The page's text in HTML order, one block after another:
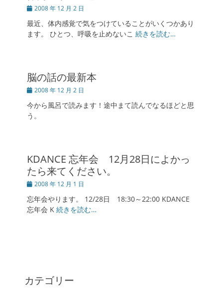
投
日
2008 年 12 月 2 日
最近、体内感覚で気をつけていることがいくつかあり
ます。 ひとつ、呼吸を止めないこ 続きを読む…
脳の話の最新本
投
日
2008 年 12 月 2 日
今から風呂で読みます！途中まて読んでなるほどと思
う。
KDANCE 忘年会 12月28日によかっ
たら来てください。
投
日
2008 年 12 月 1 日
忘年会やります。 12/28日 18:30～22:00 KDANCE
忘年会 K 続きを読む…
カテゴリー